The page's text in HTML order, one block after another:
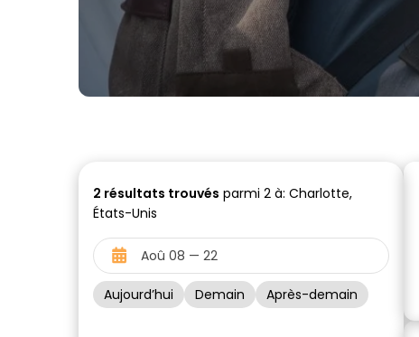
2 résultats trouvés parmi 2 à: Charlotte,
États-Unis
Aujourd’hui Demain Après-demain